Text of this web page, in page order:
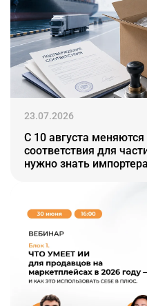
23.07.2026
С 10 августа
соответствия для
нужно знать